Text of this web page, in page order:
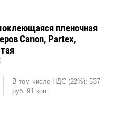
пленочная
Canon, Partex,
В том числе НДС (22%): 537
руб. 91 коп.